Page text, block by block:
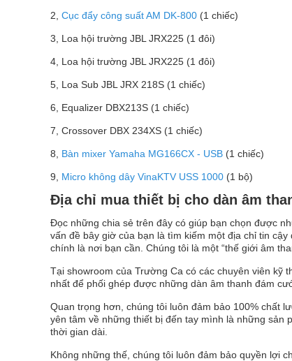
2, Cục đẩy công suất AM DK-800 (1 chiếc)
3, Loa hội trường JBL JRX225 (1 đôi)
4, Loa hội trường JBL JRX225 (1 đôi)
5, Loa Sub JBL JRX 218S (1 chiếc)
6, Equalizer DBX213S (1 chiếc)
7, Crossover DBX 234XS (1 chiếc)
8, Bàn mixer Yamaha MG166CX - USB (1 chiếc)
9, Micro không dây VinaKTV USS 1000 (1 bộ)
Địa chỉ mua thiết bị cho dàn âm
Đọc những chia sẻ trên đây có giúp bạn chọn được
vấn đề bây giờ của bạn là tìm kiếm một địa chỉ tin
chính là nơi bạn cần. Chúng tôi là một “thế giới âm
Tại showroom của Trường Ca có các chuyên viên kỹ
nhất để phối ghép được những dàn âm thanh đám
Quan trọng hơn, chúng tôi luôn đảm bảo 100% chất
yên tâm về những thiết bị đến tay mình là những sản
thời gian dài.
Không những thế, chúng tôi luôn đảm bảo quyền lợi